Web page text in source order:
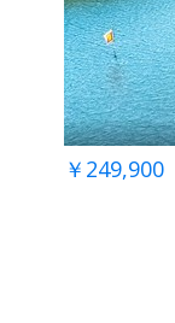
￥249,900